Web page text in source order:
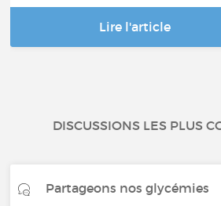
Lire l'article
DISCUSSIONS LES PLUS
Partageons nos glycémies